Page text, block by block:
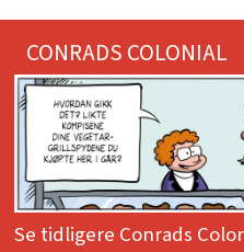
CONRADS COLONIAL
Se tidligere Conrads